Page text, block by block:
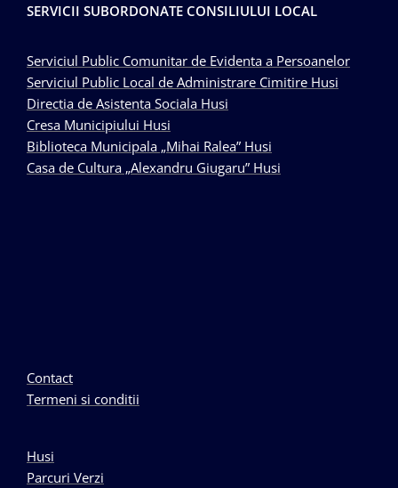
SERVICII SUBORDONATE CONSILIULUI LOCAL
Serviciul Public Comunitar de Evidenta a Persoanelor
Serviciul Public Local de Administrare Cimitire Husi
Directia de Asistenta Sociala Husi
Cresa Municipiului Husi
Biblioteca Municipala „Mihai Ralea” Husi
Casa de Cultura „Alexandru Giugaru” Husi
Contact
Termeni si conditii
Husi
Parcuri Verzi